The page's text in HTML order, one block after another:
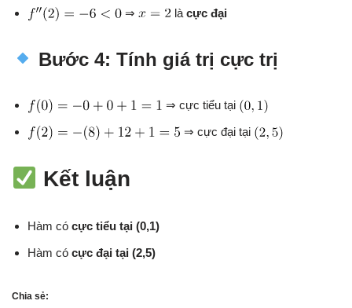
⇒
là cực đại
Bước 4: Tính giá trị cực trị
⇒ cực tiểu tại
⇒ cực đại tại
Kết luận
Hàm có cực tiểu tại (0,1)
Hàm có cực đại tại (2,5)
Chia sẻ: